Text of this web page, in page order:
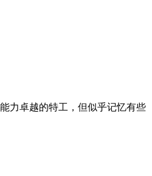
力卓越的特工，但似乎记忆有些